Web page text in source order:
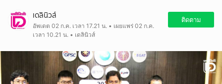
เดลินิวส์
อัพเดต 02 ก.ค. เวลา 17.21 น. • เผยแพร่ 02 ก.ค.
เวลา 10.21 น. • เดลินิวส์
ติดตาม